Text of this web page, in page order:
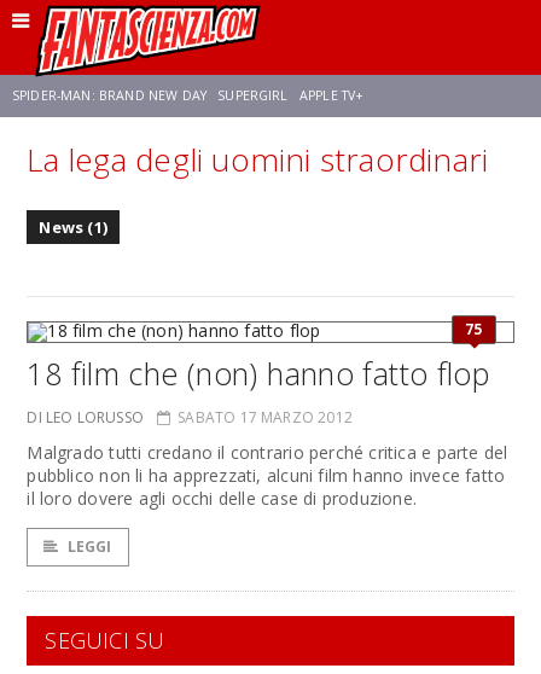
SPIDER-MAN: BRAND NEW DAY SUPERGIRL APPLE TV+
FRANCO RICCIARDIELLO ZENDAYA STAR TREK AVENGERS: DOOMSDAY
La lega degli uomini straordinari
News (1)
75
18 film che (non) hanno fatto flop
DI LEO LORUSSO SABATO 17 MARZO 2012
Malgrado tutti credano il contrario perché critica e parte del
pubblico non li ha apprezzati, alcuni film hanno invece fatto
il loro dovere agli occhi delle case di produzione.
LEGGI
SEGUICI SU